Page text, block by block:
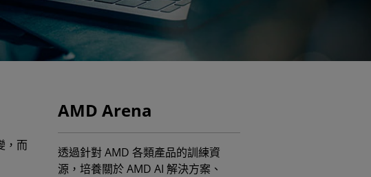
，而
AMD Arena
透過針對 AMD 各類產品的訓練資
源，培養關於 AMD AI 解決方案、